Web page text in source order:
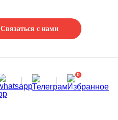
Связаться с нами
0